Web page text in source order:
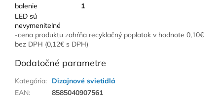
balenie
1
LED sú
nevymeniteľné
-cena produktu zahŕňa recyklačný poplatok v hodnote 0,10€
bez DPH (0,12€ s DPH)
Dodatočné parametre
Kategória:
Dizajnové svietidlá
EAN: 8585040907561